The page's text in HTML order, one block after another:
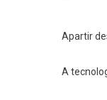
Apartir
A